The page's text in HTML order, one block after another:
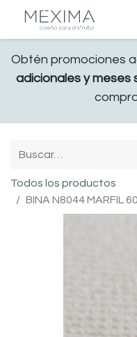
Obtén promociones
adicionales y meses
Todos los productos
BINA N8044 MARFIL